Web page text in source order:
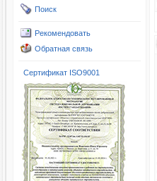
Поиск
Рекомендовать
Обратная связь
Сертификат ISO9001